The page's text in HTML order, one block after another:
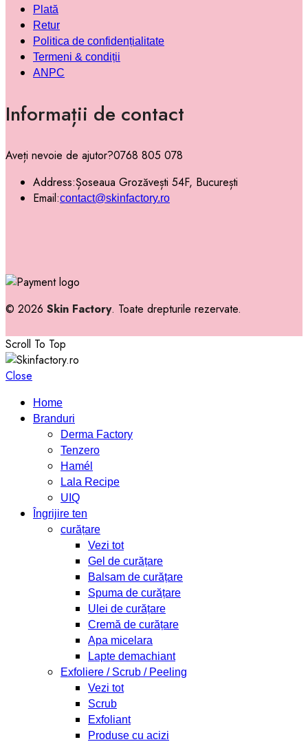
Plată
Retur
Politica de confidențialitate
Termeni & condiții
ANPC
Informații de contact
Aveți nevoie de ajutor?0768 805 078
Address:Șoseaua Grozăvești 54F, București
Email:contact@skinfactory.ro
© 2026 Skin Factory. Toate drepturile rezervate.
Scroll To Top
Close
Home
Branduri
Derma Factory
Tenzero
Hamél
Lala Recipe
UIQ
Îngrijire ten
curățare
Vezi tot
Gel de curățare
Balsam de curățare
Spuma de curățare
Ulei de curățare
Cremă de curățare
Apa micelara
Lapte demachiant
Exfoliere / Scrub / Peeling
Vezi tot
Scrub
Exfoliant
Produse cu acizi